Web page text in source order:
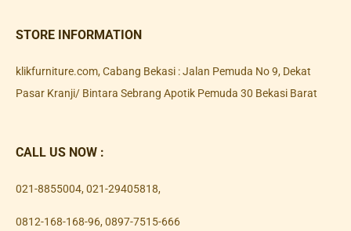
STORE INFORMATION
klikfurniture.com, Cabang Bekasi : Jalan Pemuda No 9, Dekat
Pasar Kranji/ Bintara Sebrang Apotik Pemuda 30 Bekasi Barat
CALL US NOW :
021-8855004, 021-29405818,
0812-168-168-96, 0897-7515-666